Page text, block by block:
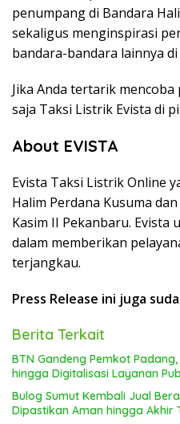
penumpang di Bandara
sekaligus menginspirasi
bandara-bandara lainnya
Jika Anda tertarik
saja Taksi Listrik Evista di
About EVISTA
Evista Taksi Listrik Online
Halim Perdana Kusuma
Kasim II Pekanbaru. Evista
dalam memberikan
terjangkau.
Press Release ini juga
Berita Terkait
BTN Gandeng Pemkot
hingga Digitalisasi Layanan
Bulog Sumut Kembali Jual
Dipastikan Aman hingga Akhir